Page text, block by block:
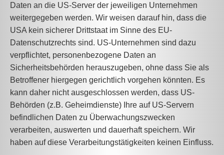
Daten an die US-Server der jeweiligen Unternehmen
weitergegeben werden. Wir weisen darauf hin, dass die
USA kein sicherer Drittstaat im Sinne des EU-
Datenschutzrechts sind. US-Unternehmen sind dazu
verpflichtet, personenbezogene Daten an
Sicherheitsbehörden herauszugeben, ohne dass Sie als
Betroffener hiergegen gerichtlich vorgehen könnten. Es
kann daher nicht ausgeschlossen werden, dass US-
Behörden (z.B. Geheimdienste) Ihre auf US-Servern
befindlichen Daten zu Überwachungszwecken
verarbeiten, auswerten und dauerhaft speichern. Wir
haben auf diese Verarbeitungstätigkeiten keinen Einfluss.